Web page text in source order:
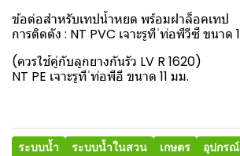
ข้อต่อสำหรับเทปน้ำหยด พร้อมฝาล็อคเทป
การติดตัง : NT PVC เจาะรูที ่ท่อพีวีซี ขนาด
(ควรใช้คู่กับลูกยางกันรัว LV R 1620)
NT PE เจาะรูที ่ท่อพีอี ขนาด 11 มม.
ระบบน้ำ ระบบน้ำในสวน เกษตร
อุปกรณ์